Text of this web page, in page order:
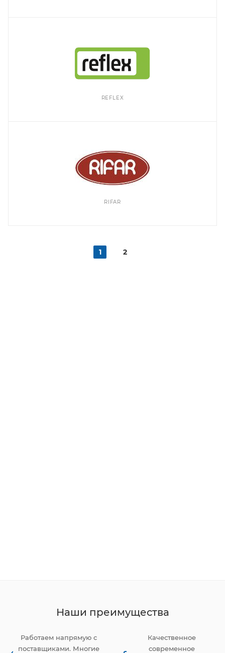
REFLEX
RIFAR
1 2
Наши преимущества
Работаем напрямую с
поставщиками. Многие
Качественное
современное